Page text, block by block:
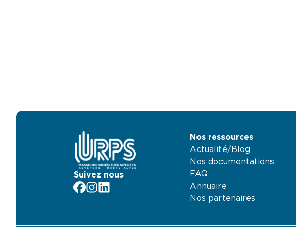
Suivez nous
facebook
Instagram
LinkedIn
Nos ressources
Actualité/Blog
Nos documentations
FAQ
Annuaire
Nos partenaires